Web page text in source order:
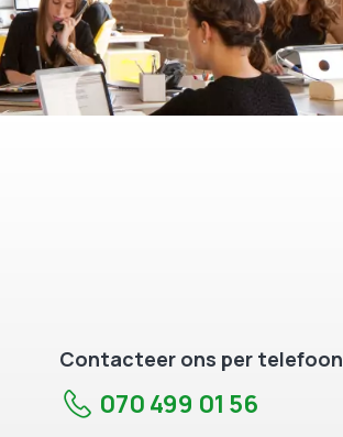
Contacteer ons per telefoon
070 499 01 56